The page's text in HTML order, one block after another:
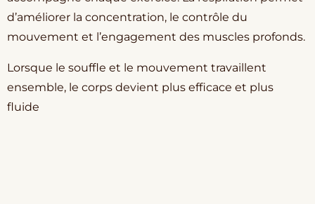
d’améliorer la concentration, le contrôle du
mouvement et l’engagement des muscles profonds.
Lorsque le souffle et le mouvement travaillent
ensemble, le corps devient plus efficace et plus
fluide